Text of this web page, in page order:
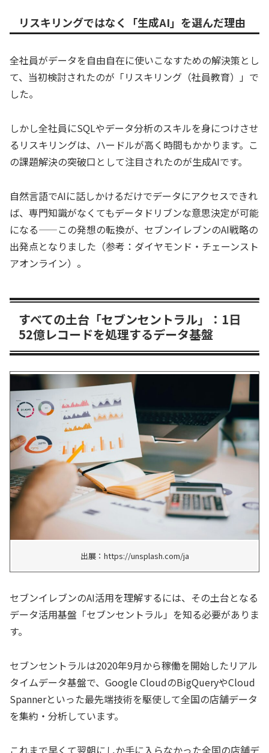
リスキリングではなく「生成AI」を選んだ理由
全社員がデータを自由自在に使いこなすための解決策とし
て、当初検討されたのが「リスキリング（社員教育）」で
した。
しかし全社員にSQLやデータ分析のスキルを身につけさせ
るリスキリングは、ハードルが高く時間もかかります。こ
の課題解決の突破口として注目されたのが生成AIです。
自然言語でAIに話しかけるだけでデータにアクセスできれ
ば、専門知識がなくてもデータドリブンな意思決定が可能
になる——この発想の転換が、セブンイレブンのAI戦略の
出発点となりました（参考：ダイヤモンド・チェーンスト
アオンライン）。
すべての土台「セブンセントラル」：1日
52億レコードを処理するデータ基盤
出展：https://unsplash.com/ja
セブンイレブンのAI活用を理解するには、その土台となる
データ活用基盤「セブンセントラル」を知る必要がありま
す。
セブンセントラルは2020年9月から稼働を開始したリアル
タイムデータ基盤で、Google CloudのBigQueryやCloud
Spannerといった最先端技術を駆使して全国の店舗データ
を集約・分析しています。
これまで早くて翌朝にしか手に入らなかった全国の店舗デ